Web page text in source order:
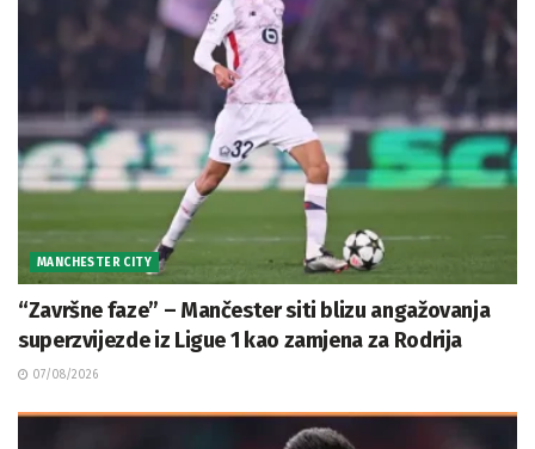
MANCHESTER CITY
“Završne faze” – Mančester siti blizu angažovanja
superzvijezde iz Ligue 1 kao zamjena za Rodrija
07/08/2026